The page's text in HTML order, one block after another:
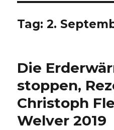
Tag:2.
Die
stoppen,
Christoph
Welver 2019